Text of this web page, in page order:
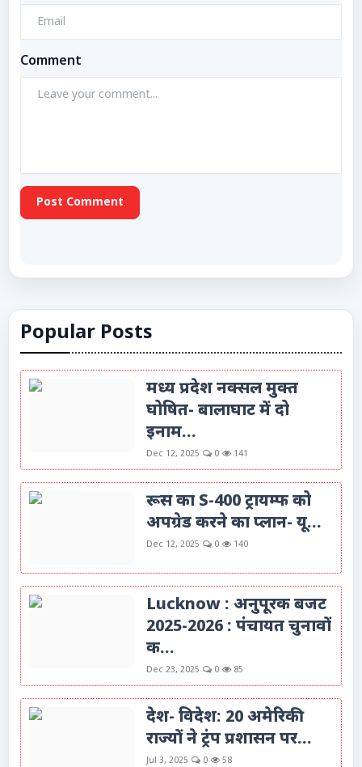
Comment
Post Comment
Popular Posts
मध्य प्रदेश नक्सल मुक्त
घोषित- बालाघाट में दो
इनाम...
Dec 12, 2025 0 141
रूस का S-400 ट्रायम्फ को
अपग्रेड करने का प्लान- यू...
Dec 12, 2025 0 140
Lucknow : अनुपूरक बजट
2025-2026 : पंचायत चुनावों
क...
Dec 23, 2025 0 85
देश- विदेश: 20 अमेरिकी
राज्यों ने ट्रंप प्रशासन पर...
Jul 3, 2025 0 58